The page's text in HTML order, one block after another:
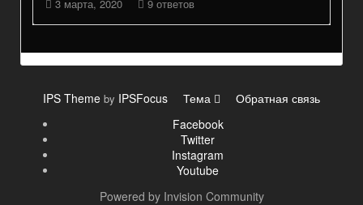
3 марта, 2020
9 ответов
IPS Theme by IPSFocus Тема
Обратная связь
Facebook
Twitter
Instagram
Youtube
Powered by Invision Community